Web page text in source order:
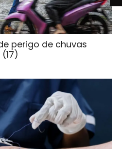
perigo de chuvas